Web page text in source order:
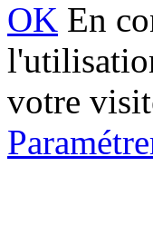
OK En
votre